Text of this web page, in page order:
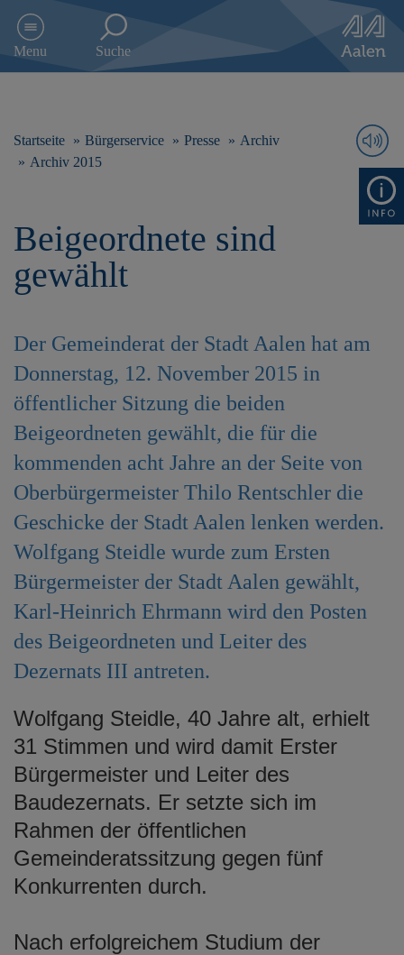
e
Menu Suche
Startseite Bürgerservice Presse
Archiv
Archiv 2015
Beigeordnete sind
gewählt
Der Gemeinderat der Stadt Aalen hat am
Donnerstag, 12. November 2015 in
öffentlicher Sitzung die beiden
Beigeordneten gewählt, die für die
kommenden acht Jahre an der Seite von
Oberbürgermeister Thilo Rentschler die
Geschicke der Stadt Aalen lenken werden.
Wolfgang Steidle wurde zum Ersten
Bürgermeister der Stadt Aalen gewählt,
Karl-Heinrich Ehrmann wird den Posten
des Beigeordneten und Leiter des
Dezernats III antreten.
Wolfgang Steidle, 40 Jahre alt, erhielt
31 Stimmen und wird damit Erster
Bürgermeister und Leiter des
Baudezernats. Er setzte sich im
Rahmen der öffentlichen
Gemeinderatssitzung gegen fünf
Konkurrenten durch.
Nach erfolgreichem Studium der